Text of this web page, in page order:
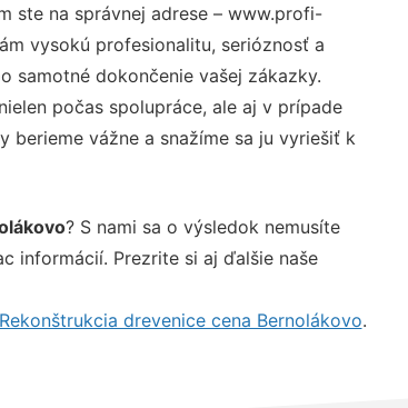
ste na správnej adrese – www.profi-
vysokú profesionalitu, serióznosť a
samotné dokončenie vašej zákazky.
počas spolupráce, ale aj v prípade
berieme vážne a snažíme sa ju vyriešiť k
? S nami sa o výsledok nemusíte
informácií. Prezrite si aj ďalšie naše
Rekonštrukcia drevenice cena Bernolákovo.